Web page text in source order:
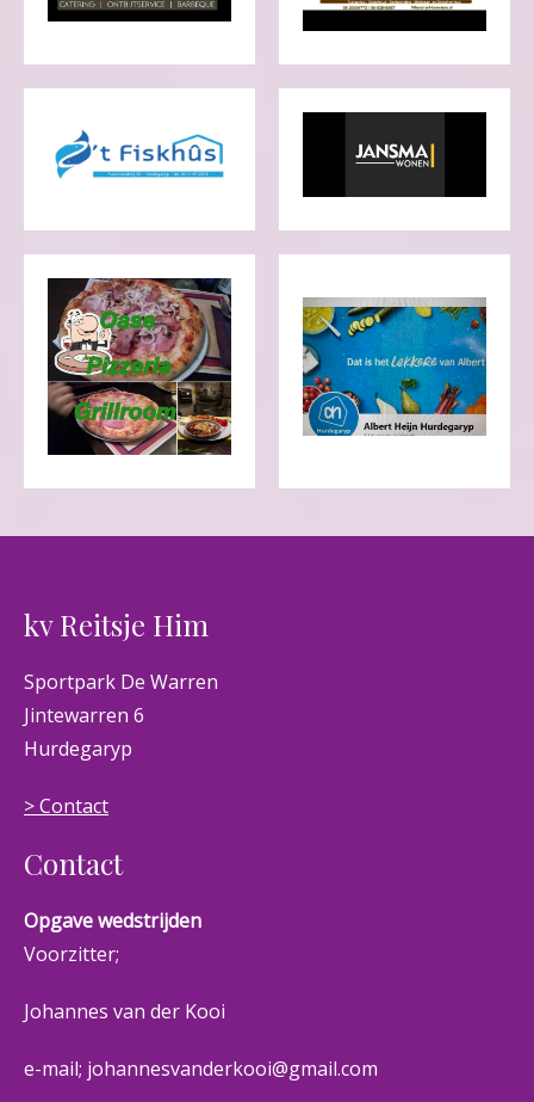
kv Reitsje Him
Sportpark De Warren
Jintewarren 6
Hurdegaryp
> Contact
Contact
Opgave wedstrijden
Voorzitter;
Johannes van der Kooi
e-mail; johannesvanderkooi@gmail.com